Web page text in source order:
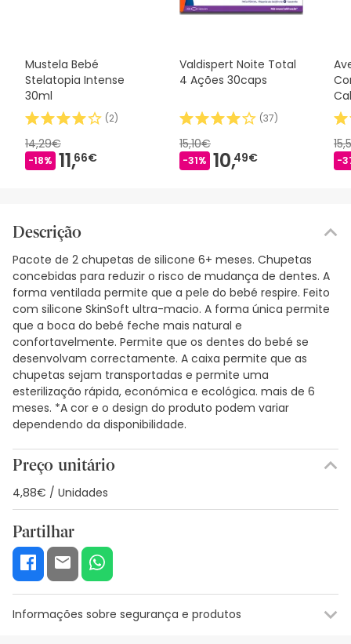
Mustela Bebé
Stelatopia Intense
30ml
(2)
14,29€
-18% 11,66€
Valdispert Noite Total
4 Ações 30caps
(37)
15,10€
-31% 10,49€ -
Descrição
Pacote de 2 chupetas de silicone 6+ meses. Chupetas
concebidas para reduzir o risco de mudança de dentes. A
forma ventilada permite que a pele do bebé respire. Feito
com silicone SkinSoft ultra-macio. A forma única permite
que a boca do bebé feche mais natural e
confortavelmente. Permite que os dentes do bebé se
desenvolvam correctamente. A caixa permite que as
chupetas sejam transportadas e permite uma
esterilização rápida, económica e ecológica. mais de 6
meses. *A cor e o design do produto podem variar
dependendo da disponibilidade.
Preço unitário
4,88€ / Unidades
Partilhar
Informações sobre segurança e produtos